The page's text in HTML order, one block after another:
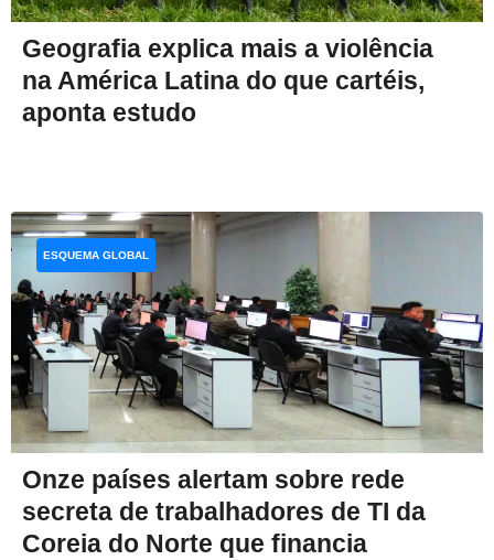
Geografia explica mais a violência
na América Latina do que cartéis,
aponta estudo
Onze países alertam sobre rede
secreta de trabalhadores de TI da
Coreia do Norte que financia
ESQUEMA GLOBAL